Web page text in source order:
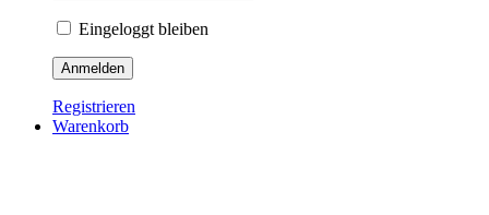
Eingeloggt bleiben
Registrieren
Warenkorb